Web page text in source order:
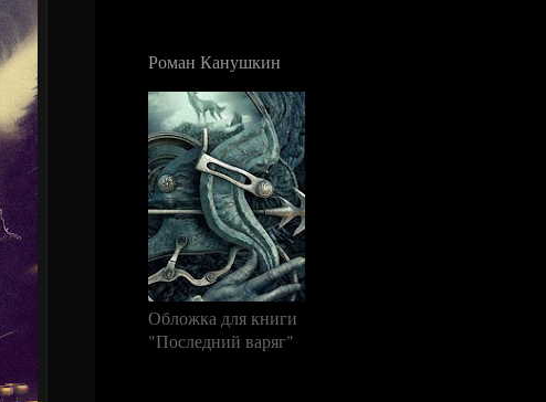
Роман Канушкин
Обложка для книги
"Последний варяг"